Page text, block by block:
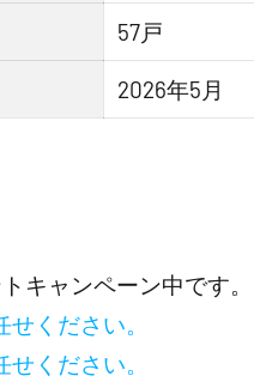
57戸
2026年5月
キャンペーン中です。
ください。
ください。